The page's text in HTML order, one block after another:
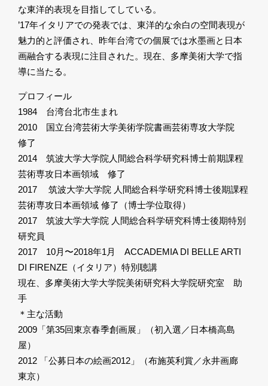
な東洋的表現を目指してしている。
’17年イタリアでの発表では、東洋的な余白の空間表現が
魅力的と評価され、昨年台湾での個展では水墨画と日本
画融合する表現に注目された。現在、多摩美術大学で指
導に当たる。
プロフィール
1984 台湾台北市生まれ
2010 国立台湾芸術大学美術学院書画芸術専攻大学院
修了
2014 筑波大学大学院人間総合科学研究科博士前期課程
芸術専攻日本画領域 修了
2017 筑波大学大学院 人間総合科学研究科博士後期課程
芸術専攻日本画領域 修了（博士学位取得）
2017 筑波大学大学院 人間総合科学研究科博士後期特別
研究員
2017 10月〜2018年1月 ACCADEMIA DI BELLE ARTI
DI FIRENZE（イタリア）特別聴講
現在、多摩美術大学大学院美術研究科大学院研究室 助
手
＊主な活動
2009「第35回東京春季創画展」（初入選／日本橋高島
屋）
2012 「公募日本の絵画2012」（布施英利賞／永井画廊
東京）